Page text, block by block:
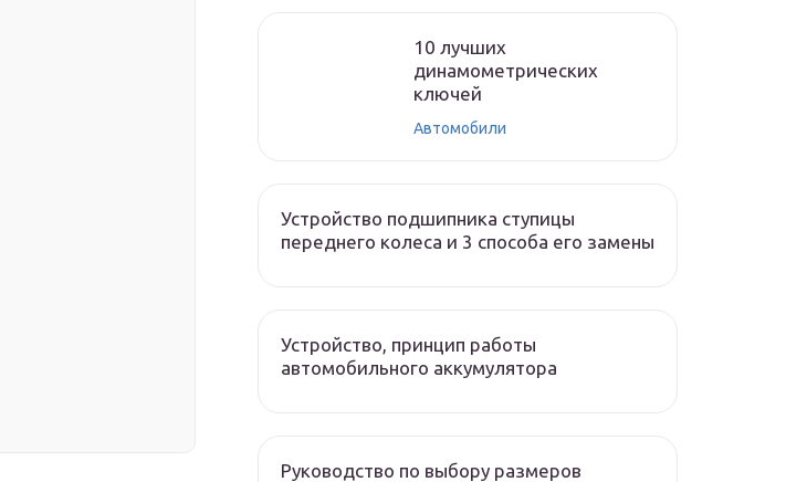
10 лучших
динамометрических
ключей
Автомобили
Устройство подшипника ступицы
переднего колеса и 3 способа его замены
Устройство, принцип работы
автомобильного аккумулятора
Руководство по выбору размеров